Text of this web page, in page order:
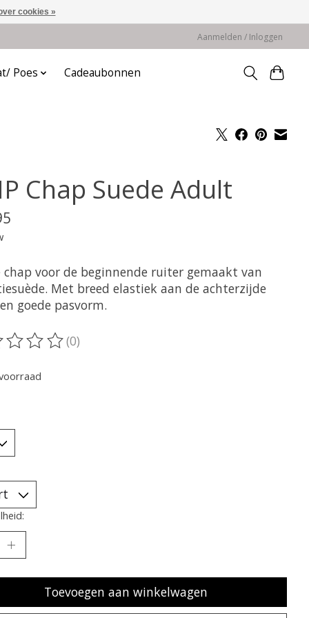
Aanmelden / Inloggen
Poes Cadeaubonnen
Chap Suede Adult
chap voor de beginnende ruiter gemaakt van
Met breed elastiek aan de achterzijde
goede pasvorm.
van dit product is
(0)
Toevoegen aan winkelwagen
cookies »